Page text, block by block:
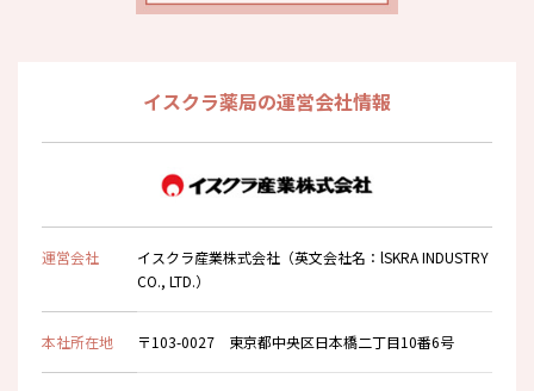
イスクラ薬局の運営会社情報
運営会社
イスクラ産業株式会社（英文会社名：lSKRA INDUSTRY
CO., LTD.）
本社所在地 〒103-0027 東京都中央区日本橋二丁目10番6号